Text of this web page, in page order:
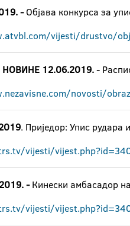
-Објава конкурса за
vijesti/drustvo/
12.06.2019.-
novosti/
. Приједор: Упис рудара
vijesti/
-Кинески амбасадор
vijesti/